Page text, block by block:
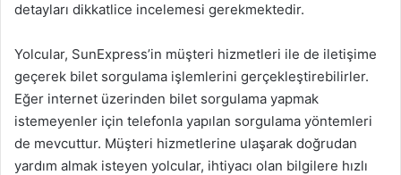
detayları dikkatlice incelemesi gerekmektedir.
Yolcular, SunExpress’in müşteri hizmetleri ile de iletişime
geçerek bilet sorgulama işlemlerini gerçekleştirebilirler.
Eğer internet üzerinden bilet sorgulama yapmak
istemeyenler için telefonla yapılan sorgulama yöntemleri
de mevcuttur. Müşteri hizmetlerine ulaşarak doğrudan
yardım almak isteyen yolcular, ihtiyacı olan bilgilere hızlı